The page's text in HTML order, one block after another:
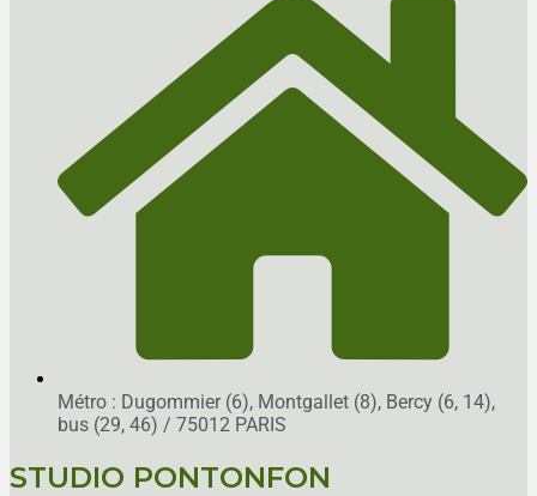
Métro : Dugommier (6), Montgallet (8), Bercy (6, 14),
bus (29, 46) / 75012 PARIS
STUDIO PONTONFON